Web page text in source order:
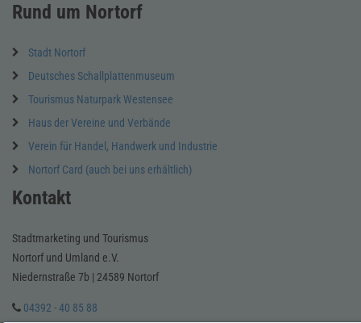
Rund um Nortorf
Stadt Nortorf
Deutsches Schallplattenmuseum
Tourismus Naturpark Westensee
Haus der Vereine und Verbände
Verein für Handel, Handwerk und Industrie
Nortorf Card (auch bei uns erhältlich)
Kontakt
Stadtmarketing und Tourismus
Nortorf und Umland e.V.
Niedernstraße 7b | 24589 Nortorf
04392 - 40 85 88